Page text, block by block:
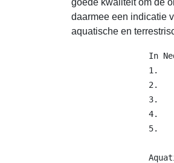
goede kwaliteit om de
daarmee een indicatie
aquatische en
In
                1.	Hoge zandgronden met bossen en droge heide
                2.	Natte natuur met hoge waterpeilen zoals het IJsselmeer, de weerribben en oppervlaktewater- gevoede veenplassen.
                3.	Kwelafhankelijke natuur die veelal in beekdalen te vinden is.
                4.	Overstromende natuur, zoals de uiterwaarden in het rivierengebied.
                5.	Duinen en stranden